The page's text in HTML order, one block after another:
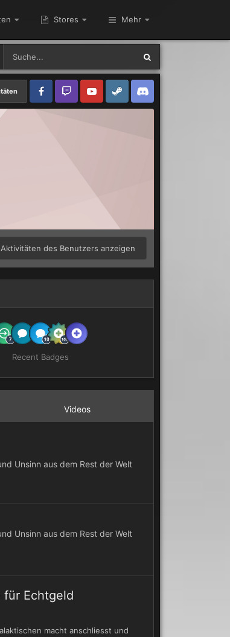
Stores Mehr
Aktivitäten des Benutzers anzeigen
Recent Badges
Videos
Unsinn aus dem Rest der Welt
Unsinn aus dem Rest der Welt
für Echtgeld
macht anschliesst und